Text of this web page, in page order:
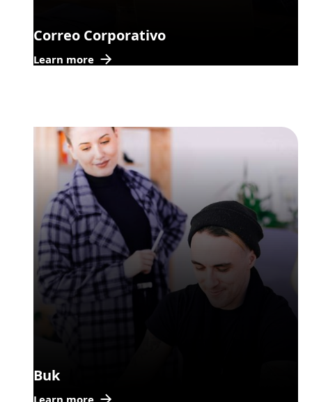
Correo Corporativo
Learn more
Buk
Learn more